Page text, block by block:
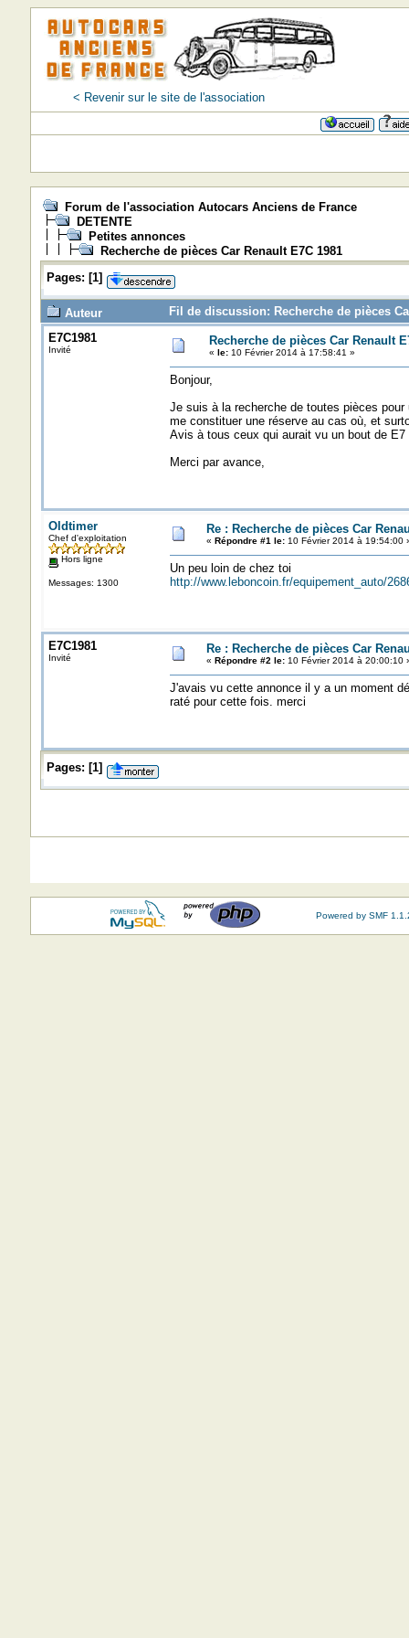
< Revenir sur le site de l'association
Forum de l'association Autocars Anciens de France
DETENTE
Petites annonces
Recherche de pièces Car Renault E7C 1981
Pages: [1]
Auteur
Fil de discussion: Recherche de pièces
E7C1981
Invité
Recherche de pièces Car Renault
« le:10 Février 2014 à 17:58:41 »
Bonjour,
Je suis à la recherche de toutes pièces
me constituer une réserve au cas où, et
Avis à tous ceux qui aurait vu un bout de
Merci par avance,
Oldtimer
Chef d'exploitation
Hors ligne
Messages: 1300
Re : Recherche de pièces Car
« Répondre #1 le:10 Février 2014 à 19:54:00
Un peu loin de chez toi
http://www.leboncoin.fr/equipement_auto/
E7C1981
Invité
Re : Recherche de pièces Car
« Répondre #2 le:10 Février 2014 à 20:00:10
J'avais vu cette annonce il y a un moment
raté pour cette fois. merci
Pages: [1]
Powered by SMF